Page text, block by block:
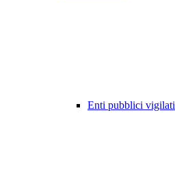
Enti pubblici vigilati